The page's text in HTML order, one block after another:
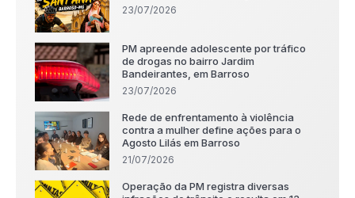
23/07/2026
PM apreende adolescente por tráfico
de drogas no bairro Jardim
Bandeirantes, em Barroso
23/07/2026
Rede de enfrentamento à violência
contra a mulher define ações para o
Agosto Lilás em Barroso
21/07/2026
Operação da PM registra diversas